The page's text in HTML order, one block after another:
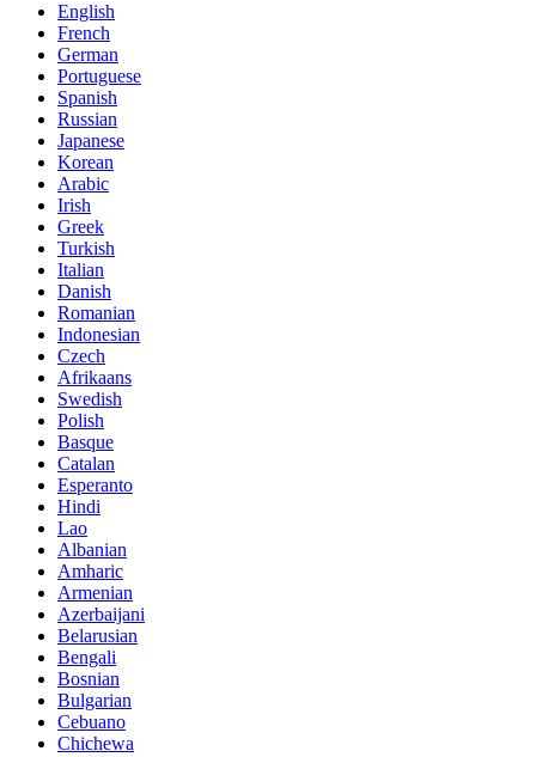
English
French
German
Portuguese
Spanish
Russian
Japanese
Korean
Arabic
Irish
Greek
Turkish
Italian
Danish
Romanian
Indonesian
Czech
Afrikaans
Swedish
Polish
Basque
Catalan
Esperanto
Hindi
Lao
Albanian
Amharic
Armenian
Azerbaijani
Belarusian
Bengali
Bosnian
Bulgarian
Cebuano
Chichewa